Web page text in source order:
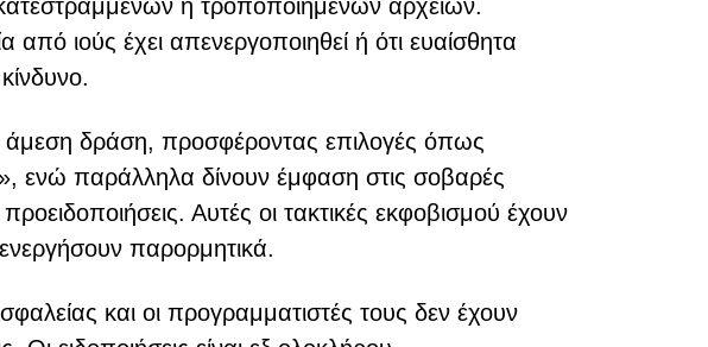
ή τροποποιημένων αρχείων.
από ιούς έχει απενεργοποιηθεί ή ότι ευαίσθητα
άμεση δράση, προσφέροντας επιλογές όπως
παράλληλα δίνουν έμφαση στις σοβαρές
Αυτές οι τακτικές εκφοβισμού έχουν
παρορμητικά.
και οι προγραμματιστές τους δεν έχουν